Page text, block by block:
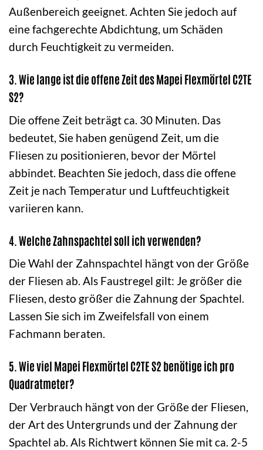
Außenbereich geeignet. Achten Sie jedoch auf
eine fachgerechte Abdichtung, um Schäden
durch Feuchtigkeit zu vermeiden.
3. Wie lange ist die offene Zeit des Mapei Flexmörtel C2TE
S2?
Die offene Zeit beträgt ca. 30 Minuten. Das
bedeutet, Sie haben genügend Zeit, um die
Fliesen zu positionieren, bevor der Mörtel
abbindet. Beachten Sie jedoch, dass die offene
Zeit je nach Temperatur und Luftfeuchtigkeit
variieren kann.
4. Welche Zahnspachtel soll ich verwenden?
Die Wahl der Zahnspachtel hängt von der Größe
der Fliesen ab. Als Faustregel gilt: Je größer die
Fliesen, desto größer die Zahnung der Spachtel.
Lassen Sie sich im Zweifelsfall von einem
Fachmann beraten.
5. Wie viel Mapei Flexmörtel C2TE S2 benötige ich pro
Quadratmeter?
Der Verbrauch hängt von der Größe der Fliesen,
der Art des Untergrunds und der Zahnung der
Spachtel ab. Als Richtwert können Sie mit ca. 2-5